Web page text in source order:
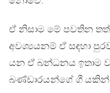
ඒ නිසාම මේ පවතින
අවශ්‍යයනම් ඒ සඳහා
යන ඒ බන්ධනය ඉතාම
බණ්ඩාරයන්ගේ ගී යකින්